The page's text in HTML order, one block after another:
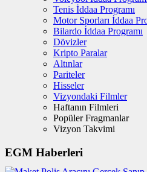
Tenis İddaa Programı
Motor Sporları İddaa
Bilardo İddaa Programı
Dövizler
Kripto Paralar
Altınlar
Pariteler
Hisseler
Vizyondaki Filmler
Haftanın Filmleri
Popüler Fragmanlar
Vizyon Takvimi
EGM Haberleri